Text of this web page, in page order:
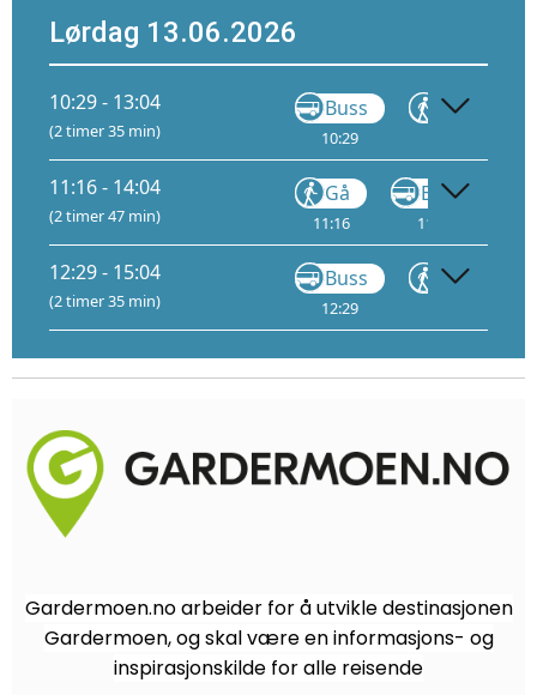
Lørdag 13.06.2026
10:29 - 13:04
(2 timer 35 min)
Buss
10:29
Gå
11:16 - 14:04
(2 timer 47 min)
Gå
11:16
Buss
11:19
12:29 - 15:04
(2 timer 35 min)
Buss
12:29
Gå
Gardermoen.no arbeider for å utvikle destinasjonen
Gardermoen, og skal være en informasjons- og
inspirasjonskilde for alle reisende